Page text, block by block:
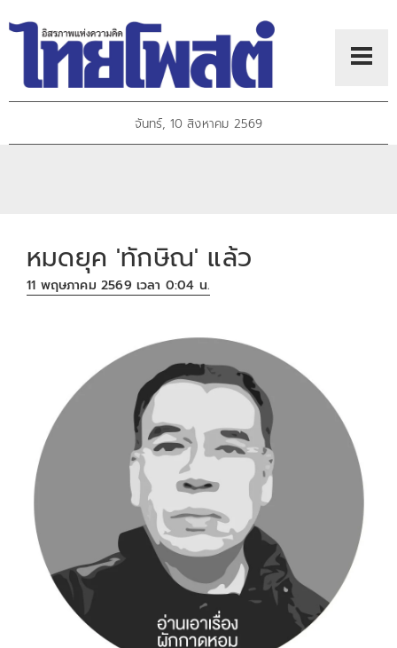
จันทร์, 10 สิงหาคม 2569
หมดยุค 'ทักษิณ' แล้ว
11 พฤษภาคม 2569 เวลา 0:04 น.